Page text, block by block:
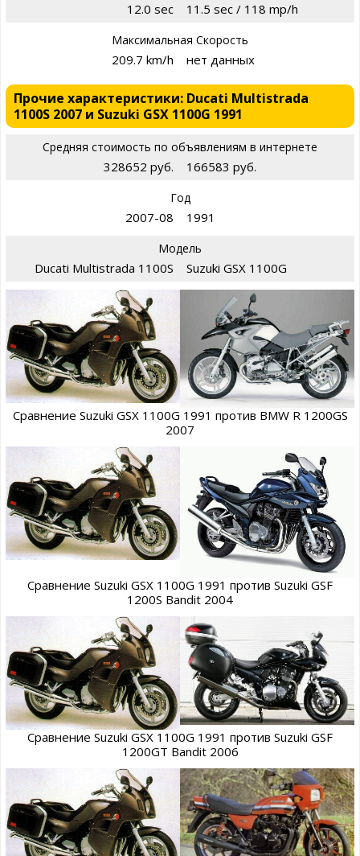
12.0 sec 11.5 sec / 118 mp/h
Максимальная Скорость
209.7 km/h нет данных
Прочие характеристики: Ducati Multistrada
1100S 2007 и Suzuki GSX 1100G 1991
Средняя стоимость по объявлениям в интернете
328652 руб. 166583 руб.
Год
2007-08 1991
Модель
Ducati Multistrada 1100S Suzuki GSX 1100G
Сравнение Suzuki GSX 1100G 1991 против BMW R 1200GS
2007
Сравнение Suzuki GSX 1100G 1991 против Suzuki GSF
1200S Bandit 2004
Сравнение Suzuki GSX 1100G 1991 против Suzuki GSF
1200GT Bandit 2006